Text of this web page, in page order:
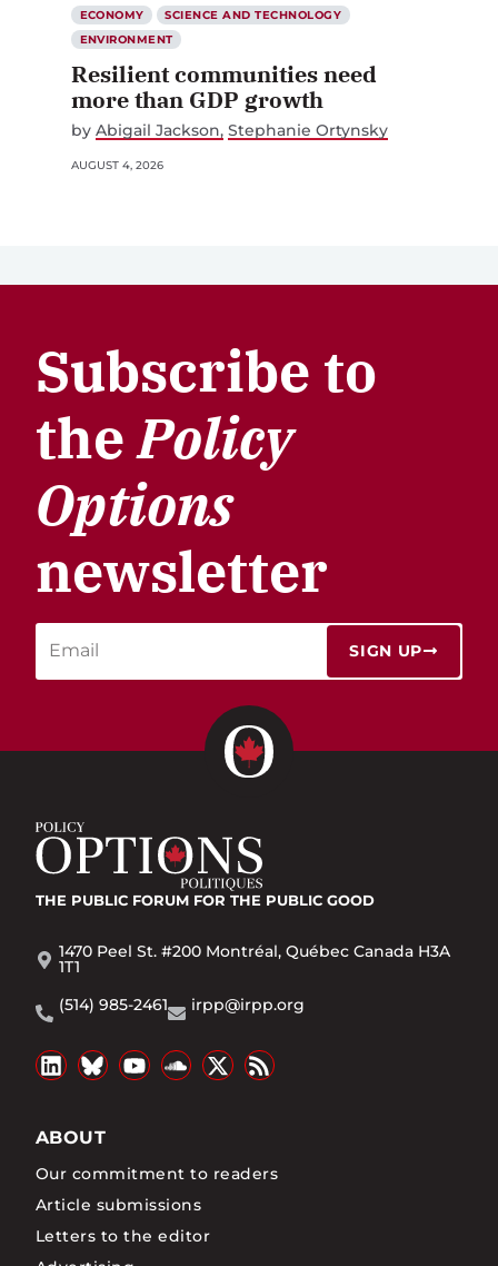
ECONOMY
SCIENCE AND TECHNOLOGY
ENVIRONMENT
Resilient communities need
more than GDP growth
by Abigail Jackson Stephanie Ortynsky
AUGUST 4, 2026
Subscribe to
thePolicy
Options
newsletter
SIGN UP
THE PUBLIC FORUM FOR THE PUBLIC GOOD
1470 Peel St. #200 Montréal, Québec Canada H3A
1T1
(514) 985-2461
irpp@irpp.org
ABOUT
Our commitment to readers
Article submissions
Letters to the editor